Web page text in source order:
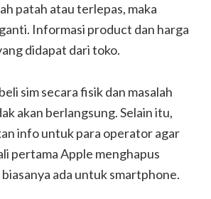
patah atau terlepas, maka
Informasi product dan harga
didapat dari toko.
sim secara fisik dan masalah
akan berlangsung. Selain itu,
info untuk para operator agar
pertama Apple menghapus
ada untuk smartphone.